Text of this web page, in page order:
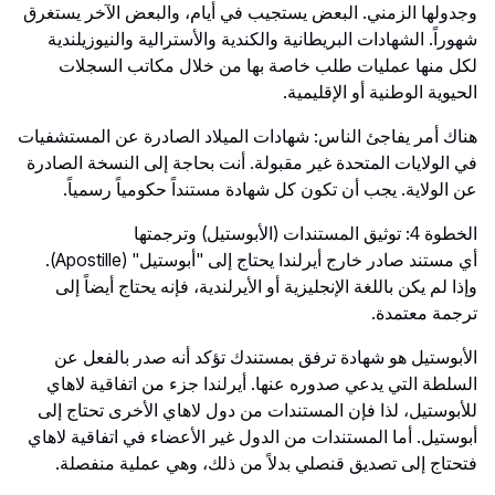
وجدولها الزمني. البعض يستجيب في أيام، والبعض الآخر يستغرق
شهوراً. الشهادات البريطانية والكندية والأسترالية والنيوزيلندية
لكل منها عمليات طلب خاصة بها من خلال مكاتب السجلات
الحيوية الوطنية أو الإقليمية.
هناك أمر يفاجئ الناس: شهادات الميلاد الصادرة عن المستشفيات
في الولايات المتحدة غير مقبولة. أنت بحاجة إلى النسخة الصادرة
عن الولاية. يجب أن تكون كل شهادة مستنداً حكومياً رسمياً.
الخطوة 4: توثيق المستندات (الأبوستيل) وترجمتها
أي مستند صادر خارج أيرلندا يحتاج إلى "أبوستيل" (Apostille).
وإذا لم يكن باللغة الإنجليزية أو الأيرلندية، فإنه يحتاج أيضاً إلى
ترجمة معتمدة.
الأبوستيل هو شهادة ترفق بمستندك تؤكد أنه صدر بالفعل عن
السلطة التي يدعي صدوره عنها. أيرلندا جزء من اتفاقية لاهاي
للأبوستيل، لذا فإن المستندات من دول لاهاي الأخرى تحتاج إلى
أبوستيل. أما المستندات من الدول غير الأعضاء في اتفاقية لاهاي
فتحتاج إلى تصديق قنصلي بدلاً من ذلك، وهي عملية منفصلة.